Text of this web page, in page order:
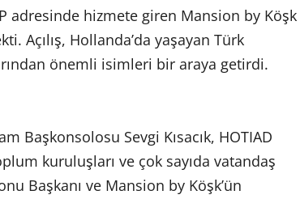
adresinde hizmete giren Mansion by Köşk
Açılış, Hollanda’da yaşayan Türk
önemli isimleri bir araya getirdi.
Başkonsolosu Sevgi Kısacık, HOTIAD
kuruluşları ve çok sayıda vatandaş
Başkanı ve Mansion by Köşk’ün